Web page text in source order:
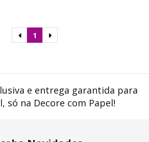
1
e entrega garantida para
só na Decore com Papel!